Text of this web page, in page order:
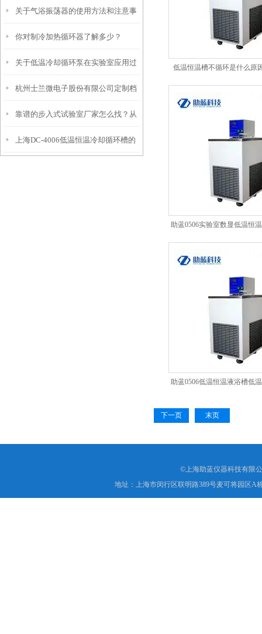
过滤器失效的问题
关于气浴振荡器的使用方法和注意事
项
你对制冷加热循环器了解多少？
关于低温冷却循环泵在实验室应用过
程中的几个要点
杭州士兰微电子股份有限公司定制档
案-恒温槽80L
靠谱的步入式试验室厂家怎么找？从
信誉和资质入手
上海DC-4006低温恒温冷却循环槽的
低温恒温槽不循环是什么原
助蓝0506实验室数显低温恒
助蓝0506低温恒温液浴槽低
下一页
末页
©上海助蓝仪器科技有限
地址：上海市闵行区联明路389号麦可将园区A